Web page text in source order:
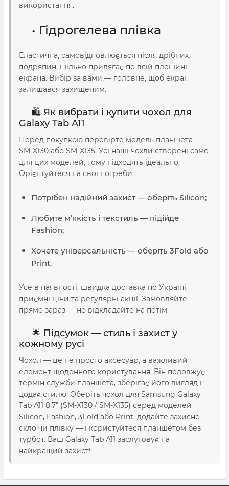
використання.
• Гідрогелева плівка
Еластична, самовідновлюється після дрібних
подряпин, щільно прилягає по всій площині
екрана. Вибір за вами — головне, щоб екран
залишався захищеним.
🛍️ Як вибрати і купити чохол для
Galaxy Tab A11
Перед покупкою перевірте модель планшета —
SM-X130 або SM-X135. Усі наші чохли створені саме
для цих моделей, тому підходять ідеально.
Орієнтуйтеся на свої потреби:
Потрібен надійний захист — оберіть Silicon;
Любите м’якість і текстиль — підійде
Fashion;
Хочете універсальність — оберіть 3Fold або
Print.
Усе в наявності, швидка доставка по Україні,
приємні ціни та регулярні акції. Замовляйте
прямо зараз — не відкладайте на потім.
🌟 Підсумок — стиль і захист у
кожному русі
Чохол — це не просто аксесуар, а важливий
елемент щоденного користування. Він подовжує
термін служби планшета, зберігає його вигляд і
додає стилю. Оберіть чохол для Samsung Galaxy
Tab A11 8,7″ (SM-X130 / SM-X135) серед моделей
Silicon, Fashion, 3Fold або Print, додайте захисне
скло чи плівку — і користуйтеся планшетом без
турбот. Ваш Galaxy Tab A11 заслуговує на
найкращий захист!